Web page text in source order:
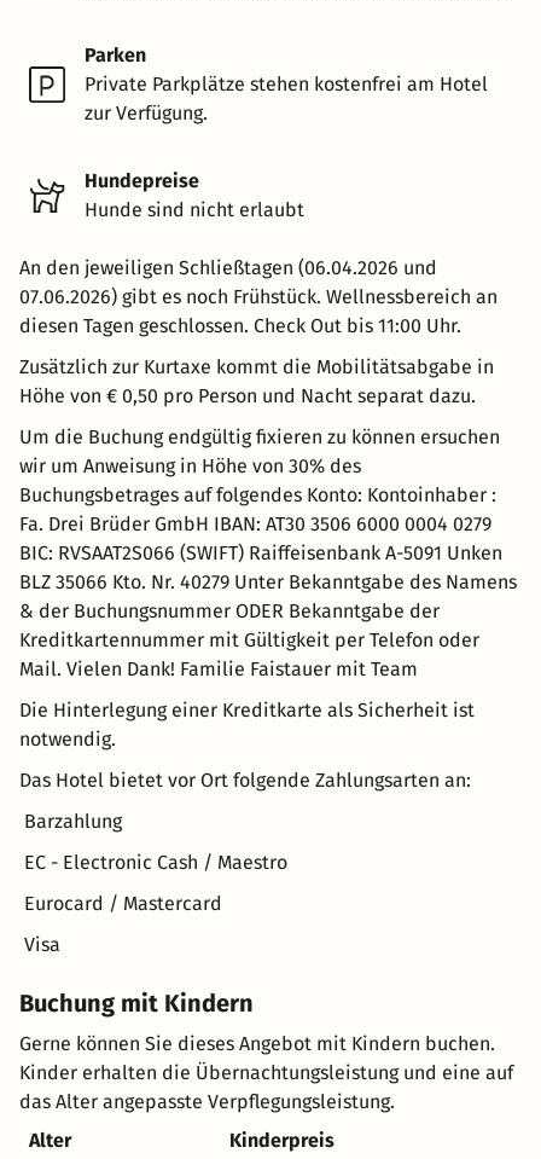
Parken
Private Parkplätze stehen kostenfrei am Hotel
zur Verfügung.
Hundepreise
Hunde sind nicht erlaubt
An den jeweiligen Schließtagen (06.04.2026 und
07.06.2026) gibt es noch Frühstück. Wellnessbereich an
diesen Tagen geschlossen. Check Out bis 11:00 Uhr.
Zusätzlich zur Kurtaxe kommt die Mobilitätsabgabe in
Höhe von € 0,50 pro Person und Nacht separat dazu.
Um die Buchung endgültig fixieren zu können ersuchen
wir um Anweisung in Höhe von 30% des
Buchungsbetrages auf folgendes Konto: Kontoinhaber :
Fa. Drei Brüder GmbH IBAN: AT30 3506 6000 0004 0279
BIC: RVSAAT2S066 (SWIFT) Raiffeisenbank A-5091 Unken
BLZ 35066 Kto. Nr. 40279 Unter Bekanntgabe des Namens
& der Buchungsnummer ODER Bekanntgabe der
Kreditkartennummer mit Gültigkeit per Telefon oder
Mail. Vielen Dank! Familie Faistauer mit Team
Die Hinterlegung einer Kreditkarte als Sicherheit ist
notwendig.
Das Hotel bietet vor Ort folgende Zahlungsarten an:
Barzahlung
EC - Electronic Cash / Maestro
Eurocard / Mastercard
Visa
Buchung mit Kindern
Gerne können Sie dieses Angebot mit Kindern buchen.
Kinder erhalten die Übernachtungsleistung und eine auf
das Alter angepasste Verpflegungsleistung.
Alter
Kinderpreis